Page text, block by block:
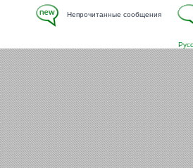
Непрочитанные сообщения